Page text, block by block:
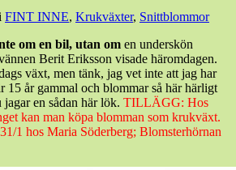
FINT INNE, Krukväxter, Snittblommor
om en bil, utan om en underskön
Berit Eriksson visade häromdagen.
växt, men tänk, jag vet inte att jag har
15 år gammal och blommar så här härligt
en sådan här lök. TILLÄGG: Hos
kan man köpa blomman som krukväxt.
1 hos Maria Söderberg; Blomsterhörnan